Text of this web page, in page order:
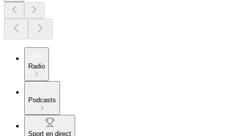
Radio
Podcasts
Sport en direct